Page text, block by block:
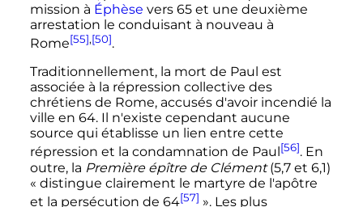
mission à Éphèse vers 65 et une deuxième
arrestation le conduisant à nouveau à
Rome[55],[50].
Traditionnellement, la mort de Paul est
associée à la répression collective des
chrétiens de Rome, accusés d'avoir incendié la
ville en 64. Il n'existe cependant aucune
source qui établisse un lien entre cette
répression et la condamnation de Paul [56]. En
outre, la Première épître de Clément(5,7 et 6,1)
« distingue clairement le martyre de l'apôtre
et la persécution de 64[57] ». Les plus